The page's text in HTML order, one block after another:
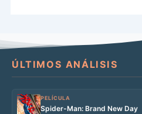
ÚLTIMOS ANÁLISIS
PELÍCULA
Spider-Man: Brand New Day